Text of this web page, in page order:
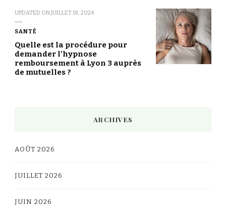
UPDATED ONJUILLET 18, 2024
SANTÉ
Quelle est la procédure pour
demander l’hypnose
remboursement à Lyon 3 auprès
de mutuelles ?
ARCHIVES
AOÛT 2026
JUILLET 2026
JUIN 2026